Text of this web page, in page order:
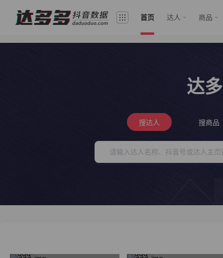
首页 达人 商品
达
搜达人 搜商品